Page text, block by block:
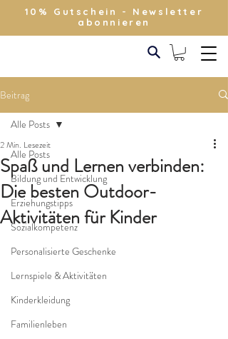
10% Gutschein - Newsletter
abonnieren
Beitrag
Alle Posts
Bildung und Entwicklung
Erziehungstipps
Sozialkompetenz
Personalisierte Geschenke
Lernspiele & Aktivitäten
Kinderkleidung
Familienleben
Alle Posts
Spaß und Lernen verbinden:
Die besten Outdoor-
Aktivitäten für Kinder
2 Min. Lesezeit